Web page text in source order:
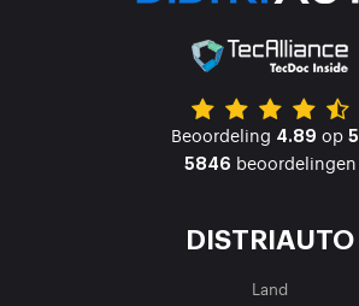
Beoordeling 4.89 op 5
5846 beoordelingen
DISTRIAUTO
Land